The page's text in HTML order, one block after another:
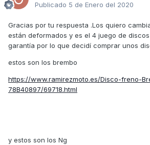
Publicado 5 de Enero del 2020
Gracias por tu respuesta .Los quiero
están deformados y es el 4 juego de
garantía por lo que decidí comprar unos
estos son los brembo
https://www.ramirezmoto.es/Disco-freno-
78B40897/69718.html
y estos son los Ng